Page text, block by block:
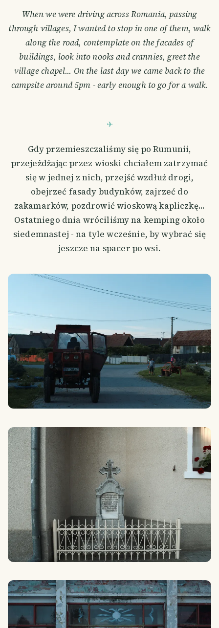
When we were driving across Romania, passing
through villages, I wanted to stop in one of them, walk
along the road, contemplate on the facades of
buildings, look into nooks and crannies, greet the
village chapel... On the last day we came back to the
campsite around 5pm - early enough to go for a walk.
Gdy przemieszczaliśmy się po Rumunii,
przejeżdżając przez wioski chciałem zatrzymać
się w jednej z nich, przejść wzdłuż drogi,
obejrzeć fasady budynków, zajrzeć do
zakamarków, pozdrowić wioskową kapliczkę...
Ostatniego dnia wróciliśmy na kemping około
siedemnastej - na tyle wcześnie, by wybrać się
jeszcze na spacer po wsi.